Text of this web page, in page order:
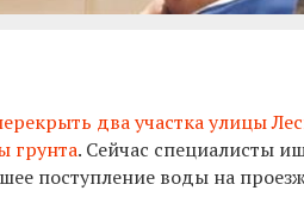
два участка улицы
грунта. Сейчас специалисты
поступление воды на